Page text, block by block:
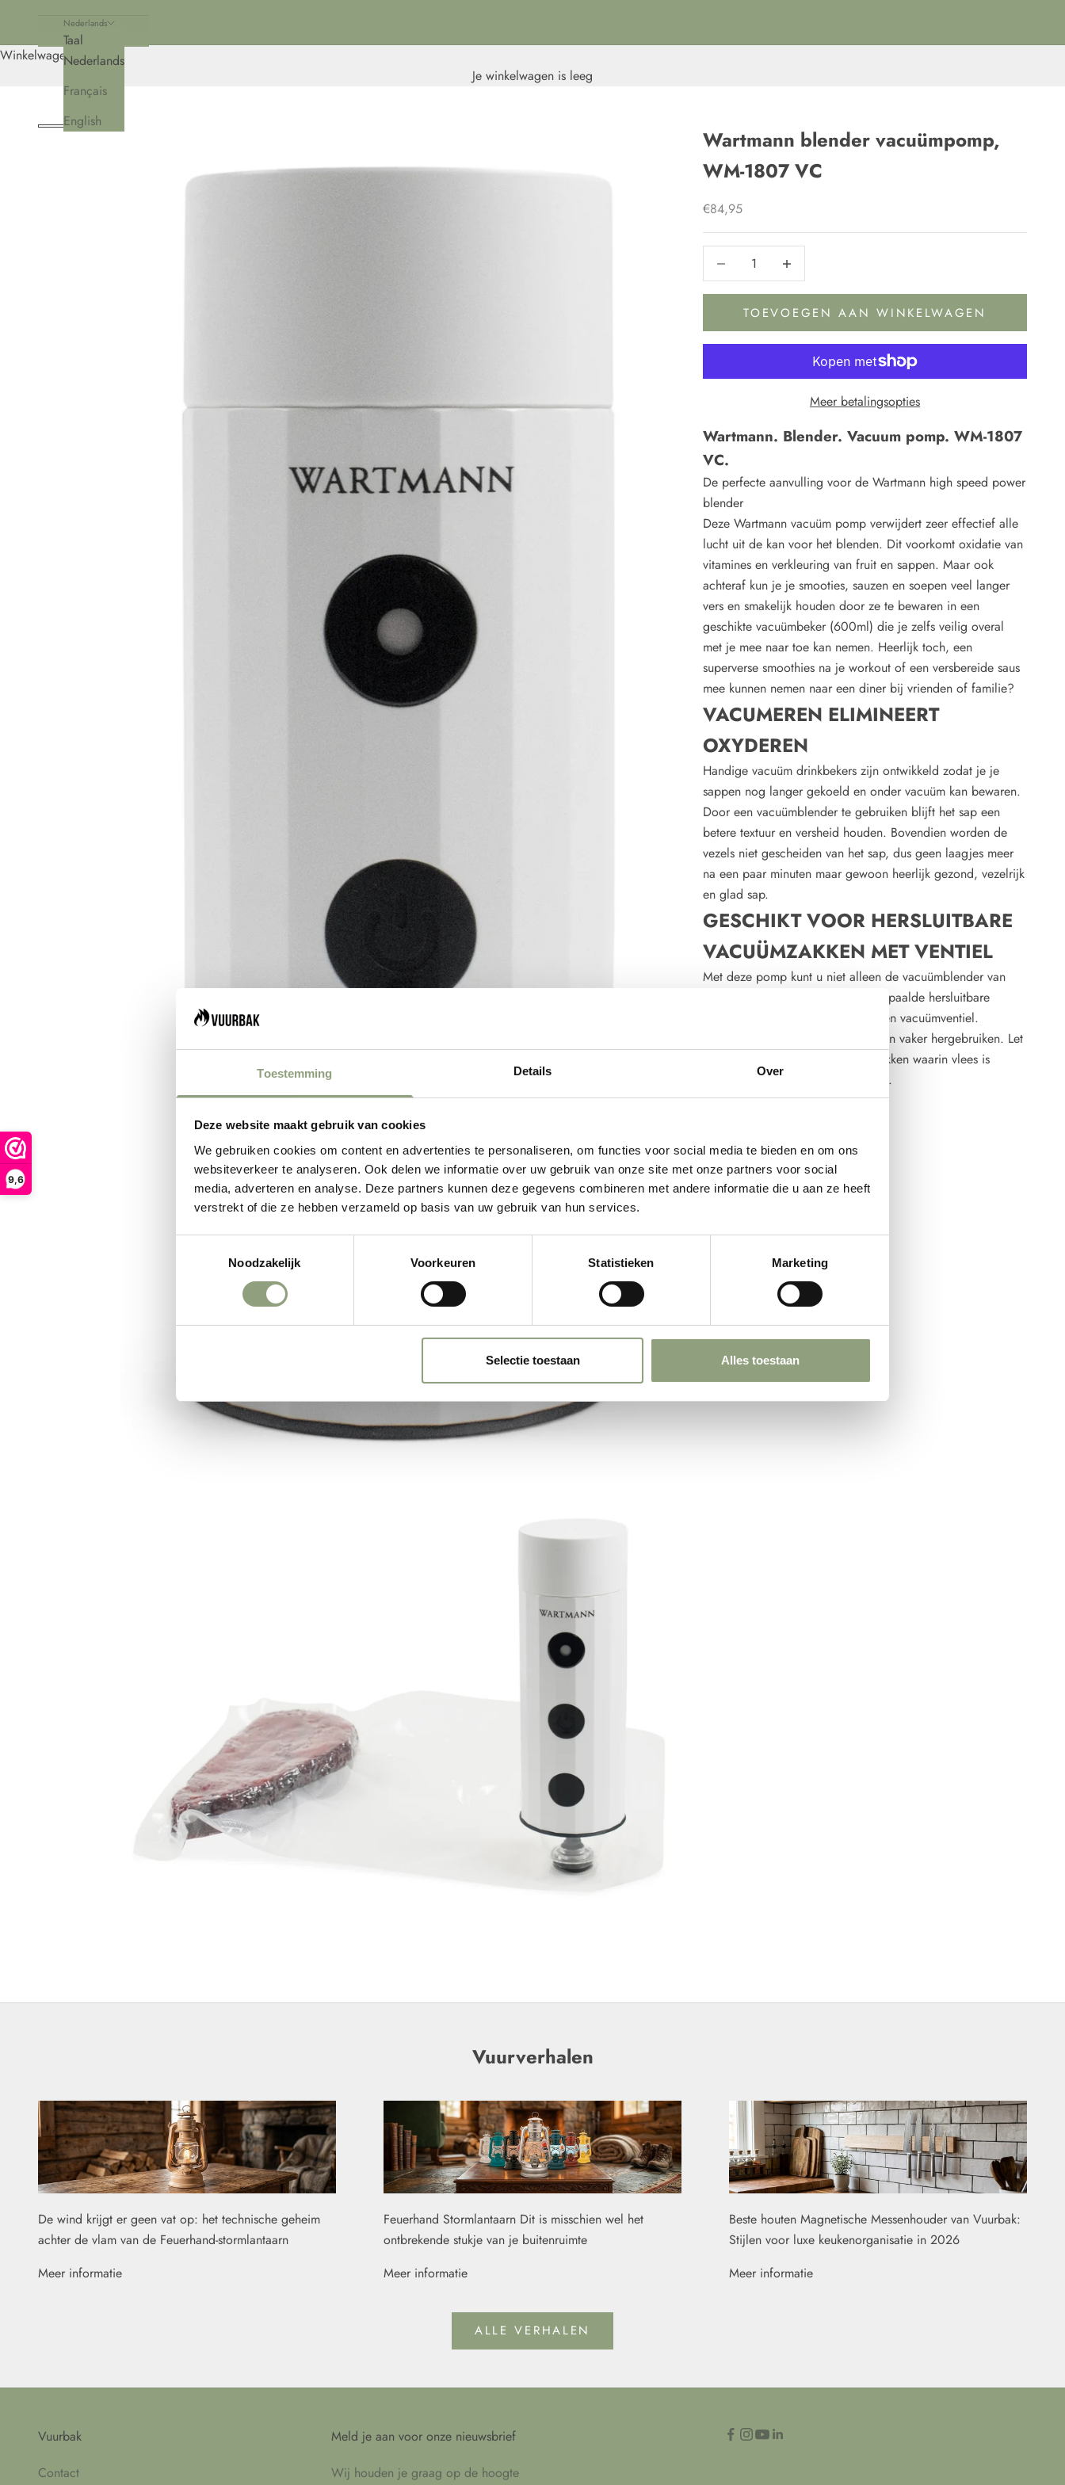
Toestemming Details Over
Deze website maakt gebruik van cookies
We gebruiken cookies om content en advertenties te personaliseren, om functies voor social media te bieden en om ons
websiteverkeer te analyseren. Ook delen we informatie over uw gebruik van onze site met onze partners voor social
media, adverteren en analyse. Deze partners kunnen deze gegevens combineren met andere informatie die u aan ze heeft
verstrekt of die ze hebben verzameld op basis van uw gebruik van hun services.
Noodzakelijk
Voorkeuren Statistieken Marketing
Selectie toestaan Alles toestaan
9,6
Nederlands
Taal
Nederlands
Français
English
Winkelwagen
Je winkelwagen is leeg
Wartmann blender vacuümpomp,
WM-1807 VC
Aanbiedingsprijs
€84,95
Aantal verlagenAantal verlagen
TOEVOEGEN AAN WINKELWAGEN
Meer betalingsopties
Wartmann. Blender. Vacuum pomp. WM-1807
VC.
De perfecte aanvulling voor de Wartmann high speed power
blender
Deze Wartmann vacuüm pomp verwijdert zeer effectief alle
lucht uit de kan voor het blenden. Dit voorkomt oxidatie van
vitamines en verkleuring van fruit en sappen. Maar ook
achteraf kun je je smooties, sauzen en soepen veel langer
vers en smakelijk houden door ze te bewaren in een
geschikte vacuümbeker (600ml) die je zelfs veilig overal
met je mee naar toe kan nemen. Heerlijk toch, een
superverse smoothies na je workout of een versbereide saus
mee kunnen nemen naar een diner bij vrienden of familie?
VACUMEREN ELIMINEERT
OXYDEREN
Handige vacuüm drinkbekers zijn ontwikkeld zodat je je
sappen nog langer gekoeld en onder vacuüm kan bewaren.
Door een vacuümblender te gebruiken blijft het sap een
betere textuur en versheid houden. Bovendien worden de
vezels niet gescheiden van het sap, dus geen laagjes meer
na een paar minuten maar gewoon heerlijk gezond, vezelrijk
en glad sap.
GESCHIKT VOOR HERSLUITBARE
VACUÜMZAKKEN MET VENTIEL
Met deze pomp kunt u niet alleen de vacuümblender van
Wartmann vacumeren maar ook bepaalde hersluitbare
vacuümzakken met ziploc sluiting en vacuümventiel.
Hierdoor kunt u deze vacuümzakken vaker hergebruiken. Let
op: wij raden het af om vacuümzakken waarin vlees is
bewaard of bereid te hergebruiken.
Vuurverhalen
De wind krijgt er geen vat op: het technische geheim
achter de vlam van de Feuerhand-stormlantaarn
Meer informatie
Feuerhand Stormlantaarn Dit is misschien wel het
ontbrekende stukje van je buitenruimte
Meer informatie
Beste houten Magnetische Messenhouder van Vuurbak:
Stijlen voor luxe keukenorganisatie in 2026
Meer informatie
ALLE VERHALEN
Vuurbak
Contact
Meld je aan voor onze nieuwsbrief
Wij houden je graag op de hoogte